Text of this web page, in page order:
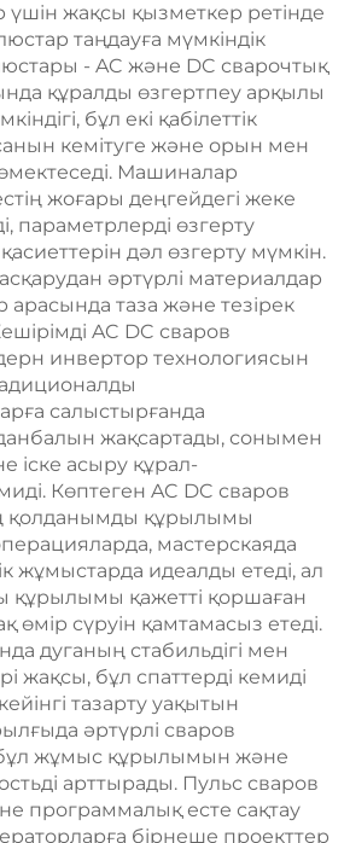
жақсы қызметкер ретінде
таңдауға мүмкіндік
- AC және DC сварочтық
құралды өзгертпеу арқылы
бұл екі қабілеттік
кемітуге және орын мен
Машиналар
жоғары деңгейдегі жеке
параметрлерді өзгерту
дәл өзгерту мүмкін.
әртүрлі материалдар
таза және тезірек
AC DC сваров
инвертор технологиясын
салыстырғанда
жақсартады, сонымен
іске асыру құрал-
Көптеген AC DC сваров
құрылымы
мастерскаяда
жұмыстарда идеалды етеді, ал
құрылымы қажетті қоршаған
өмір сүруін қамтамасыз етеді.
дуганың стабильдігі мен
жақсы, бұл спаттерді кемиді
тазарту уақытын
әртүрлі сваров
бұл жұмыс құрылымын және
арттырады. Пульс сваров
программалық есте сақтау
бірнеше проекттер